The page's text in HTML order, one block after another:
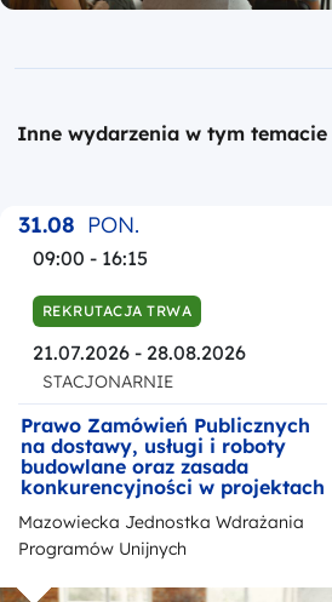
Inne wydarzenia w tym temacie
31.08 PON.
09:00 - 16:15
REKRUTACJA TRWA
21.07.2026 - 28.08.2026
STACJONARNIE
Prawo Zamówień Publicznych
na dostawy, usługi i roboty
budowlane oraz zasada
konkurencyjności w projektach
unijnych realizowanych w
ramach Funduszy Europejskich
dla Mazowsza na lata 2021-
Mazowiecka Jednostka Wdrażania
Programów Unijnych